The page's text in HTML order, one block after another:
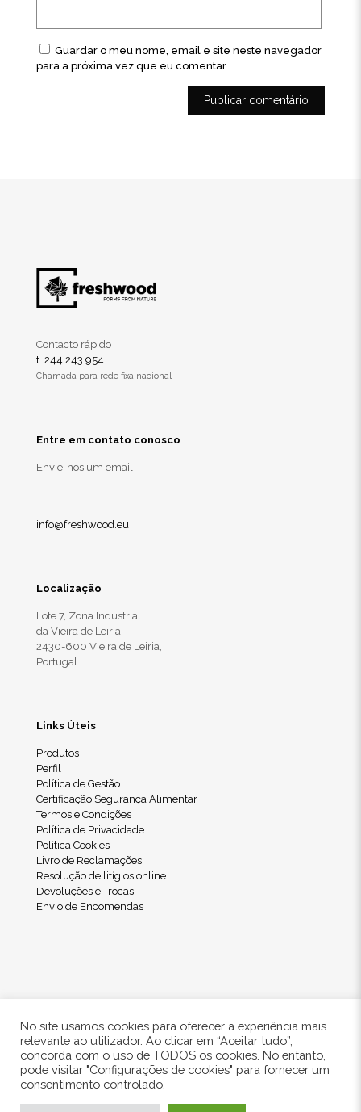
Guardar o meu nome, email e site neste navegador
para a próxima vez que eu comentar.
Contacto rápido
t. 244 243 954
Chamada para rede fixa nacional
Entre em contato conosco
Envie-nos um email
info@freshwood.eu
Localização
Lote 7, Zona Industrial
da Vieira de Leiria
2430-600 Vieira de Leiria,
Portugal
Links Úteis
Produtos
Perfil
Política de Gestão
Certificação Segurança Alimentar
Termos e Condições
Política de Privacidade
Política Cookies
Livro de Reclamações
Resolução de litígios online
Devoluções e Trocas
Envio de Encomendas
© 2024 Freshwood. All Rights Reserved.
No site usamos cookies para oferecer a experiência mais
relevante ao utilizador. Ao clicar em “Aceitar tudo”,
concorda com o uso de TODOS os cookies. No entanto,
pode visitar "Configurações de cookies" para fornecer um
consentimento controlado.